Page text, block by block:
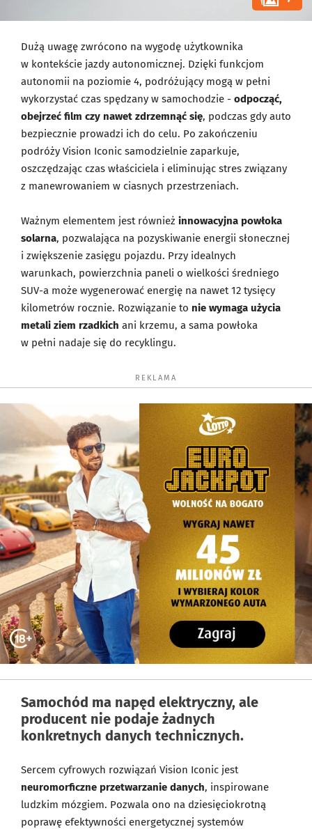
Dużą uwagę zwrócono na wygodę użytkownika
w kontekście jazdy autonomicznej. Dzięki funkcjom
autonomii na poziomie 4, podróżujący mogą w pełni
wykorzystać czas spędzany w samochodzie - odpocząć,
obejrzeć film czy nawet zdrzemnąć się, podczas gdy auto
bezpiecznie prowadzi ich do celu. Po zakończeniu
podróży Vision Iconic samodzielnie zaparkuje,
oszczędzając czas właściciela i eliminując stres związany
z manewrowaniem w ciasnych przestrzeniach.
Ważnym elementem jest również innowacyjna powłoka
solarna, pozwalająca na pozyskiwanie energii słonecznej
i zwiększenie zasięgu pojazdu. Przy idealnych
warunkach, powierzchnia paneli o wielkości średniego
SUV-a może wygenerować energię na nawet 12 tysięcy
kilometrów rocznie. Rozwiązanie to nie wymaga użycia
metali ziem rzadkich ani krzemu, a sama powłoka
w pełni nadaje się do recyklingu.
REKLAMA
Samochód ma napęd elektryczny, ale
producent nie podaje żadnych
konkretnych danych technicznych.
Sercem cyfrowych rozwiązań Vision Iconic jest
neuromorficzne przetwarzanie danych, inspirowane
ludzkim mózgiem. Pozwala ono na dziesięciokrotną
poprawę efektywności energetycznej systemów